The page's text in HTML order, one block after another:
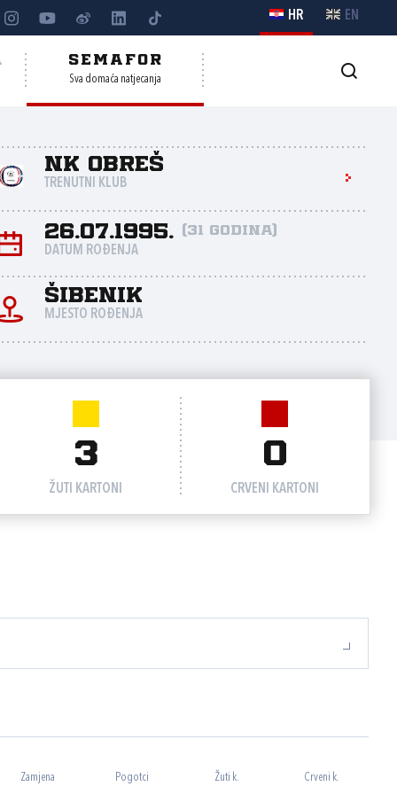
HR EN
SEMAFOR
Sva domaća natjecanja
NK Obreš
TRENUTNI KLUB
26.07.1995. (31 godina)
DATUM ROĐENJA
Šibenik
MJESTO ROĐENJA
3
ŽUTI KARTONI
0
CRVENI KARTONI
Zamjena Pogotci Žuti k. Crveni k.